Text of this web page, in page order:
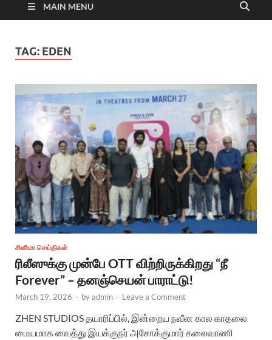
MAIN MENU
TAG: EDEN
சினிமா செய்திகள்
ரிலீஸுக்கு முன்பே OTT விற்றிருக்கிறது “நீ
Forever” – தனஞ்செயன் பாராட்டு!
March 19, 2026 - byadmin - Leave a Comment
ZHEN STUDIOS தயாரிப்பில், இன்றைய நவீன கால காதலை
மையமாக வைத்து இயக்குநர் அசோக்குமார் கலைவாணி